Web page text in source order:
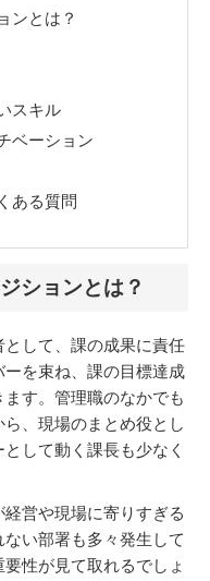
ンとは？
スキル
ベーション
ある質問
ションとは？
して、課の成果に責任
を束ね、課の目標達成
す。管理職のなかでも
、現場のまとめ役とし
して動く課長も少なく
営や現場に寄りすぎる
い部署も多々発生して
性が見て取れるでしょ